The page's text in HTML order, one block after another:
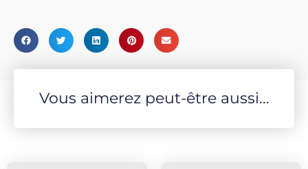
Vous aimerez peut-être aussi...